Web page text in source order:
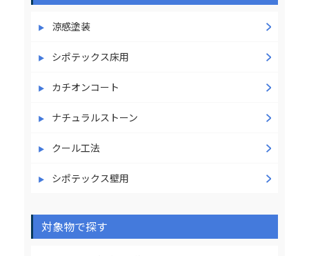
涼感塗装
シポテックス床用
カチオンコート
ナチュラルストーン
クール工法
シポテックス壁用
対象物で探す